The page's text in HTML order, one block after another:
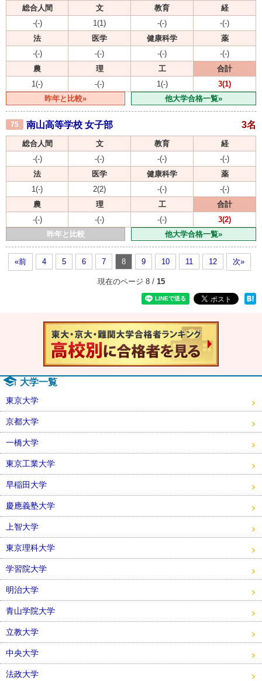
総合人間 文 教育
経
-(-)
1(1) -(-)
-(-)
法
医学 健康科学
薬
-(-)
-(-) -(-)
-(-)
農
理 工
合計
1(-)
-(-) 1(-)
3(1)
昨年と比較»
他大学合格一覧»
75 南山高等学校 女子部 3名
総合人間 文 教育
経
-(-)
-(-) -(-)
-(-)
法
医学 健康科学
薬
1(-)
2(2) -(-)
-(-)
農
理 工
合計
-(-)
-(-) -(-)
3(2)
昨年と比較
他大学合格一覧»
«前 4 5 6 7 8 9 10 11 12 次»
現在のページ 8 / 15
大学一覧
東京大学
京都大学
一橋大学
東京工業大学
早稲田大学
慶應義塾大学
上智大学
東京理科大学
学習院大学
明治大学
青山学院大学
立教大学
中央大学
法政大学